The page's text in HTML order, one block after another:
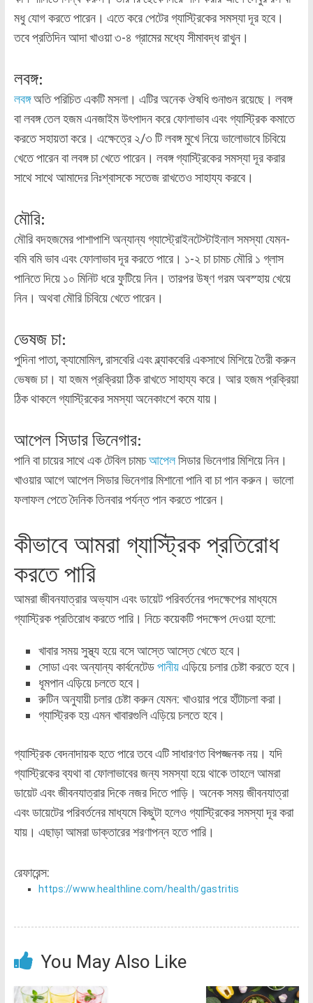
মধু যোগ করতে পারেন। এতে করে পেটের গ্যাস্ট্রিকের সমস্যা দূর হবে।
তবে প্রতিদিন আদা খাওয়া ৩-৪ গ্রামের মধ্যে সীমাবদ্ধ রাখুন।
লবঙ্গ:
লবঙ্গঅতি পরিচিত একটি মসলা। এটির অনেক ঔষধি গুনাগুন রয়েছে। লবঙ্গ
বা লবঙ্গ তেল হজম এনজাইম উৎপাদন করে ফোলাভাব এবং গ্যাস্ট্রিক কমাতে
করতে সহায়তা করে। এক্ষেত্রে ২/৩ টি লবঙ্গ মুখে নিয়ে ভালোভাবে চিবিয়ে
খেতে পারেন বা লবঙ্গ চা খেতে পারেন। লবঙ্গ গ্যাস্ট্রিকের সমস্যা দূর করার
সাথে সাথে আমাদের নিঃশ্বাসকে সতেজ রাখতেও সাহায্য করবে।
মৌরি:
মৌরি বদহজমের পাশাপাশি অন্যান্য গ্যাস্ট্রোইনটেস্টাইনাল সমস্যা যেমন-
বমি বমি ভাব এবং ফোলাভাব দূর করতে পারে। ১-২ চা চামচ মৌরি ১ গ্লাস
পানিতে দিয়ে ১০ মিনিট ধরে ফুটিয়ে নিন। তারপর উষ্ণ গরম অবস্হায় খেয়ে
নিন। অথবা মৌরি চিবিয়ে খেতে পারেন।
ভেষজ চা:
পুদিনা পাতা, ক্যামোমিল, রাসবেরি এবং ব্ল্যাকবেরি একসাথে মিশিয়ে তৈরী করুন
ভেষজ চা। যা হজম প্রক্রিয়া ঠিক রাখতে সাহায্য করে। আর হজম প্রক্রিয়া
ঠিক থাকলে গ্যাস্ট্রিকের সমস্যা অনেকাংশে কমে যায়।
আপেল সিডার ভিনেগার:
পানি বা চায়ের সাথে এক টেবিল চামচআপেলসিডার ভিনেগার মিশিয়ে নিন।
খাওয়ার আগে আপেল সিডার ভিনেগার মিশানো পানি বা চা পান করুন। ভালো
ফলাফল পেতে দৈনিক তিনবার পর্যন্ত পান করতে পারেন।
কীভাবে আমরা গ্যাস্ট্রিক প্রতিরোধ
করতে পারি
আমরা জীবনযাত্রার অভ্যাস এবং ডায়েট পরিবর্তনের পদক্ষেপের মাধ্যমে
গ্যাস্ট্রিক প্রতিরোধ করতে পারি। নিচে কয়েকটি পদক্ষেপ দেওয়া হলো:
খাবার সময় সুস্থ্য হয়ে বসে আস্তে আস্তে খেতে হবে।
সোডা এবং অন্যান্য কার্বনেটেডপানীয়এড়িয়ে চলার চেষ্টা করতে হবে।
ধূমপান এড়িয়ে চলতে হবে।
রুটিন অনুযায়ী চলার চেষ্টা করুন যেমন: খাওয়ার পরে হাঁটাচলা করা।
গ্যাস্ট্রিক হয় এমন খাবারগুলি এড়িয়ে চলতে হবে।
গ্যাস্ট্রিক বেদনাদায়ক হতে পারে তবে এটি সাধারণত বিপজ্জনক নয়। যদি
গ্যাস্ট্রিকের ব্যথা বা ফোলাভাবের জন্য সমস্যা হয়ে থাকে তাহলে আমরা
ডায়েট এবং জীবনযাত্রার দিকে নজর দিতে পাড়ি। অনেক সময় জীবনযাত্রা
এবং ডায়েটের পরিবর্তনের মাধ্যমে কিছুটা হলেও গ্যাস্ট্রিকের সমস্যা দূর করা
যায়। এছাড়া আমরা ডাক্তারের শরণাপন্ন হতে পারি।
রেফারেন্স:
https://www.healthline.com/health/gastritis
You May Also Like